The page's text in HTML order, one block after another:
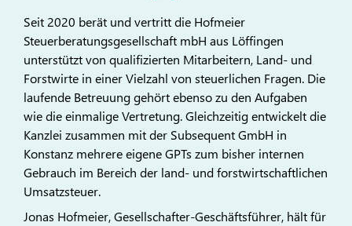
Seit 2020 berät und vertritt die Hofmeier
Steuerberatungsgesellschaft mbH aus Löffingen
unterstützt von qualifizierten Mitarbeitern, Land- und
Forstwirte in einer Vielzahl von steuerlichen Fragen. Die
laufende Betreuung gehört ebenso zu den Aufgaben
wie die einmalige Vertretung. Gleichzeitig entwickelt die
Kanzlei zusammen mit der Subsequent GmbH in
Konstanz mehrere eigene GPTs zum bisher internen
Gebrauch im Bereich der land- und forstwirtschaftlichen
Umsatzsteuer.
Jonas Hofmeier, Gesellschafter-Geschäftsführer, hält für